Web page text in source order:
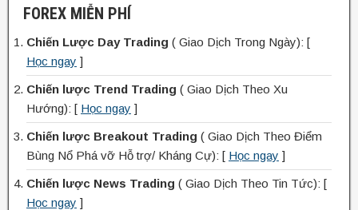
FOREX MIỄN PHÍ
Chiến Lược Day Trading ( Giao Dịch Trong Ngày): [
Học ngay ]
Chiến lược Trend Trading ( Giao Dịch Theo Xu
Hướng): [ Học ngay ]
Chiến lược Breakout Trading ( Giao Dịch Theo Điểm
Bùng Nổ Phá vỡ Hỗ trợ/ Kháng Cự): [ Học ngay ]
Chiến lược News Trading ( Giao Dịch Theo Tin Tức): [
Học ngay ]